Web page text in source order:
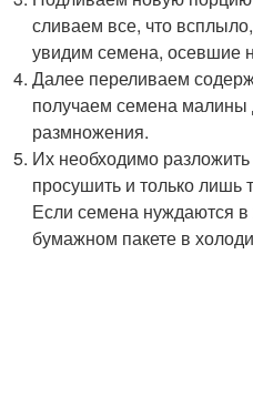
сливаем все, что
увидим семена, осевшие
Далее переливаем
получаем семена малины
размножения.
Их необходимо
просушить и только лишь
Если семена нуждаются в
бумажном пакете в